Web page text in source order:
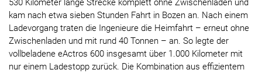
530 Kilometer lange Strecke komplett ohne Zwischenladen und
kam nach etwa sieben Stunden Fahrt in Bozen an. Nach einem
Ladevorgang traten die Ingenieure die Heimfahrt – erneut ohne
Zwischenladen und mit rund 40 Tonnen – an. So legte der
vollbeladene eActros 600 insgesamt über 1.000 Kilometer mit
nur einem Ladestopp zurück. Die Kombination aus effizientem